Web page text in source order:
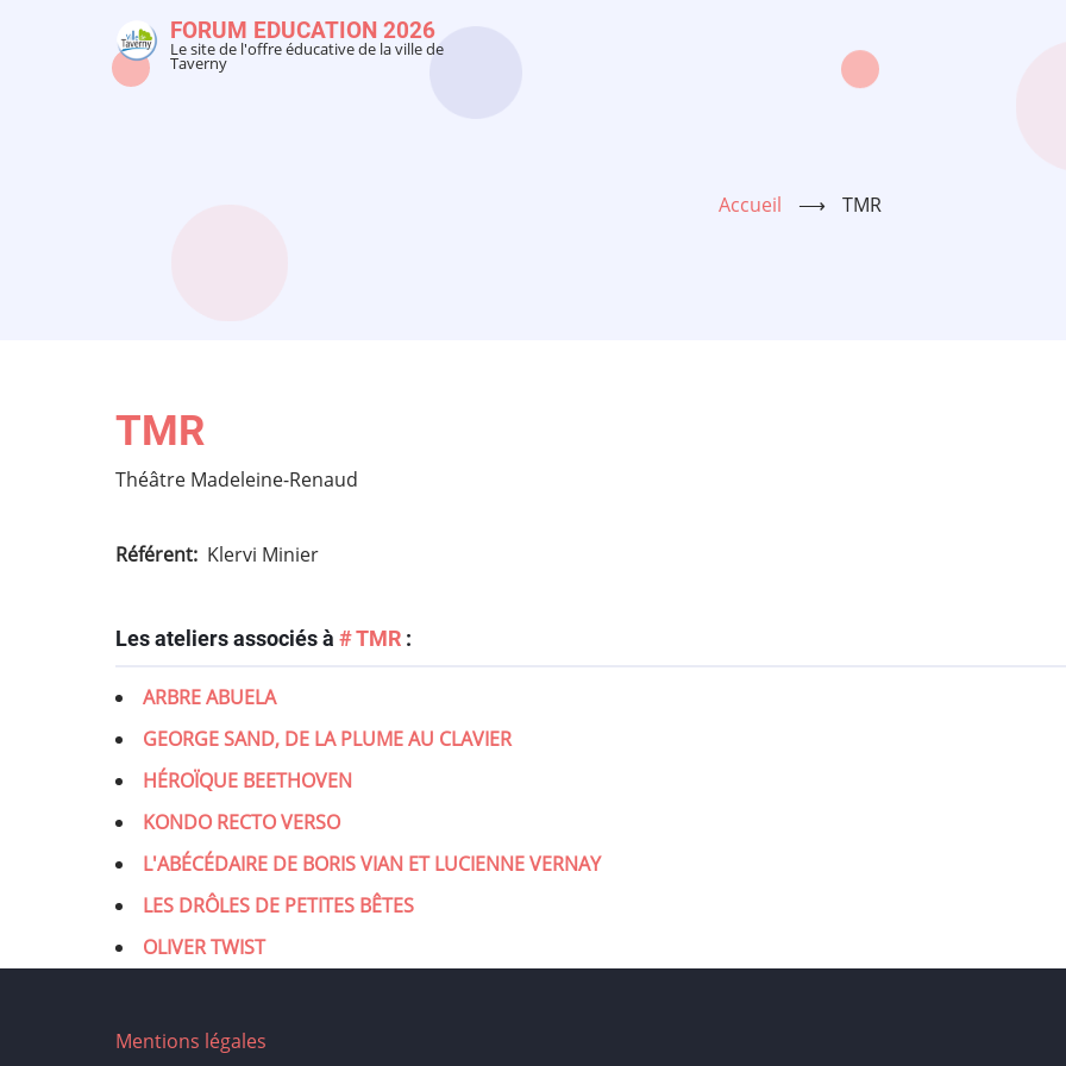
FORUM EDUCATION 2026
Le site de l'offre éducative de la ville de
Taverny
Accueil ⟶ TMR
TMR
Théâtre Madeleine-Renaud
Référent Klervi Minier
Les ateliers associés à # TMR :
ARBRE ABUELA
GEORGE SAND, DE LA PLUME AU CLAVIER
HÉROÏQUE BEETHOVEN
KONDO RECTO VERSO
L'ABÉCÉDAIRE DE BORIS VIAN ET LUCIENNE VERNAY
LES DRÔLES DE PETITES BÊTES
OLIVER TWIST
Mentions légales